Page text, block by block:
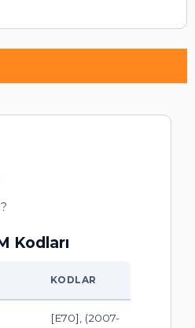
Kodları
KODLAR
[E70], (2007-